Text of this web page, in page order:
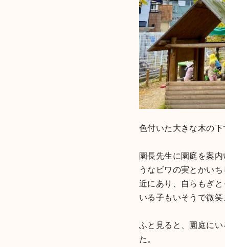
色付いた大きな木の
園長先生に園庭を案
うなビワの実とかい
近にあり、自らもぎ
いる子もいそうで微笑
ふと見ると、園庭に
た。